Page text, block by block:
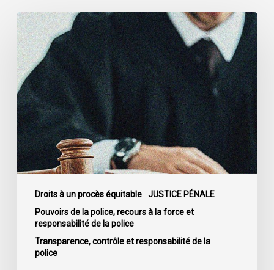
Droits à un procès équitable
JUSTICE PÉNALE
Pouvoirs de la police, recours à la force et
responsabilité de la police
Transparence, contrôle et responsabilité de la
police
La
Cour
de
cassation
confirme
l’obligation
stricte
de
divulguer
les
informations
relatives
fautes
professionnelles